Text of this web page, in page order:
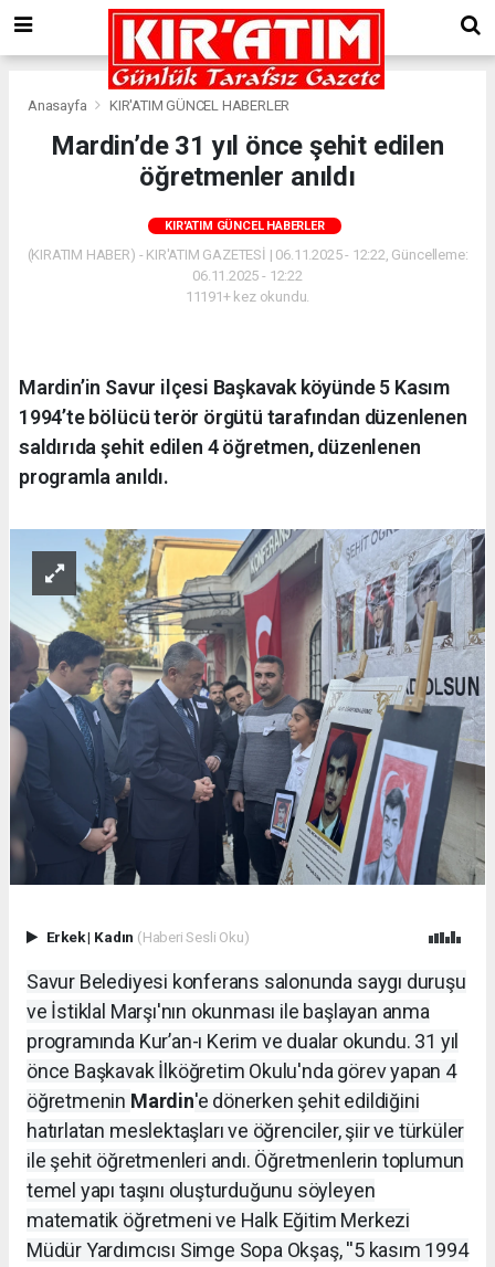
Anasayfa KIR'ATIM GÜNCEL HABERLER
Mardin’de 31 yıl önce şehit edilen
öğretmenler anıldı
KIR'ATIM GÜNCEL HABERLER
(KIRATIM HABER) - KIR'ATIM GAZETESİ | 06.11.2025 - 12:22, Güncelleme:
06.11.2025 - 12:22
11191+ kez okundu.
Mardin’in Savur ilçesi Başkavak köyünde 5 Kasım
1994’te bölücü terör örgütü tarafından düzenlenen
saldırıda şehit edilen 4 öğretmen, düzenlenen
programla anıldı.
Erkek| Kadın (Haberi Sesli Oku)
Savur Belediyesi konferans salonunda saygı duruşu
ve İstiklal Marşı'nın okunması ile başlayan anma
programında Kur’an-ı Kerim ve dualar okundu. 31 yıl
önce Başkavak İlköğretim Okulu'nda görev yapan 4
öğretmenin Mardin'e dönerken şehit edildiğini
hatırlatan meslektaşları ve öğrenciler, şiir ve türküler
ile şehit öğretmenleri andı. Öğretmenlerin toplumun
temel yapı taşını oluşturduğunu söyleyen
matematik öğretmeni ve Halk Eğitim Merkezi
Müdür Yardımcısı Simge Sopa Okşaş, ''5 kasım 1994